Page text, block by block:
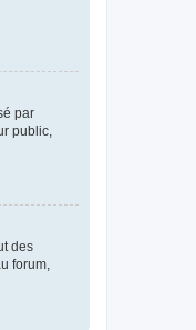
par
public,
des
forum,